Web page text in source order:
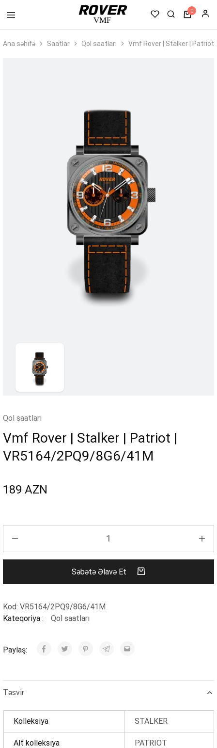
VMF
0
Ana səhifə Saatlar Qol saatları Vmf Rover | Stalker | Patriot
Qol saatları
Vmf Rover | Stalker | Patriot |
VR5164/2PQ9/8G6/41M
189 AZN
Səbətə Əlavə Et
Kod:VR5164/2PQ9/8G6/41M
Kateqoriya :
Qol saatları
Paylaş:
Təsvir
Kolleksiya STALKER
Alt kolleksiya PATRIOT